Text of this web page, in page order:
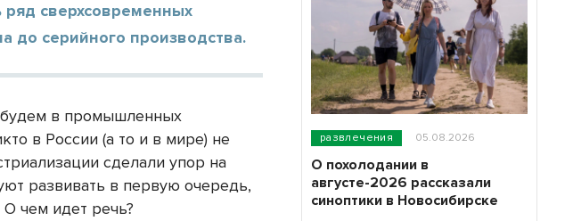
ряд сверхсовременных
до серийного производства.
будем в промышленных
в России (а то и в мире) не
сделали упор на
развивать в первую очередь,
чем идет речь?
развлечения 05.08.2026
О похолодании в
августе-2026 рассказали
синоптики в Новосибирске